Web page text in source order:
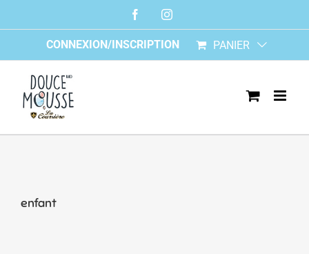
FacebookInstagram
CONNEXION/INSCRIPTION PANIER
enfant